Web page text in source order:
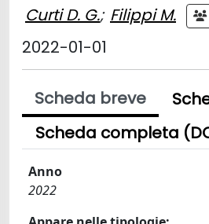
Curti D. G.; Filippi M.
2022-01-01
Scheda breve
Scheda completa
Anno
2022